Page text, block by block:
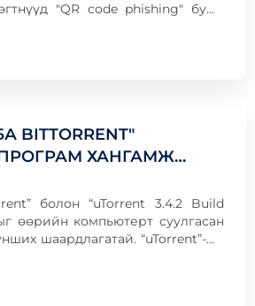
"QR code phishing" буюу
өөрсдийн үүсгэсэн QR кодыг
BITTORRENT"
ХАНГАМЖ
болон “uTorrent 3.4.2 Build
шаардлагатай. “uTorrent”-ын
огт хүсээгүй гуравдагч